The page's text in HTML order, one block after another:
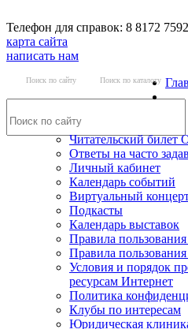
Телефон для справок: 8 8172
карта сайта
написать нам
Поиск по сайту Поиск по каталогу
Читательский
Ответы на часто
Личный кабинет
Календарь событий
Виртуальный
Подкасты
Календарь выставок
Правила
Правила
Условия и порядок
ресурсам Интернет
Политика
Клубы по интересам
Юридическая